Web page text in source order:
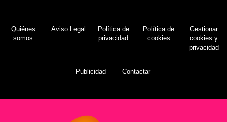
Quiénes
somos
Aviso Legal
Política de
privacidad
Política de
cookies
Gestionar
cookies y
privacidad
Publicidad Contactar